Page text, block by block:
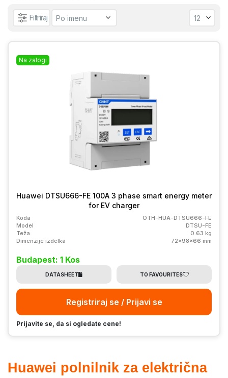
Filtriraj
Na zalogi
Huawei DTSU666-FE 100A 3 phase smart energy meter
for EV charger
Koda
OTH-HUA-DTSU666-FE
Model
DTSU-FE
Teža
0.63 kg
Dimenzije izdelka
72x98x66 mm
Budapest: 1 Kos
DATASHEET TO FAVOURITES
Registriraj se / Prijavi se
Prijavite se, da si ogledate cene!
Huawei polnilnik za električna